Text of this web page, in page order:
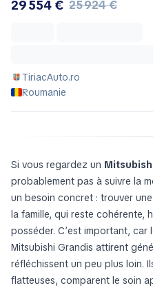
29 554 € 25 924 €
TiriacAuto.ro
Roumanie
Si vous regardez un
probablement pas à suivre la
un besoin concret : trouver
la famille, qui reste cohérente,
posséder. C’est important, car
Mitsubishi Grandis attirent
réfléchissent un peu plus loin.
flatteuses, comparent le soin